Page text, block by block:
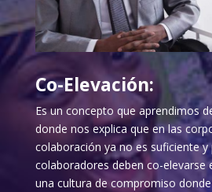
Co-Elevación:
Es un concepto que aprendimos
donde nos explica que en las
colaboración ya no es suficiente y
colaboradores deben co-elevarse
una cultura de compromiso